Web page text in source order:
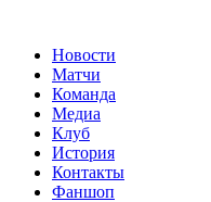
Новости
Матчи
Команда
Медиа
Клуб
История
Контакты
Фаншоп